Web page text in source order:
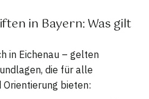
in Bayern: Was gilt
in Eichenau – gelten
die für alle
Orientierung bieten: